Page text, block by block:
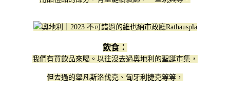
飲食：
我們有買飲品來喝。以往沒去過奧地利的聖誕市集，
但去過的舉凡斯洛伐克、匈牙利捷克等等，